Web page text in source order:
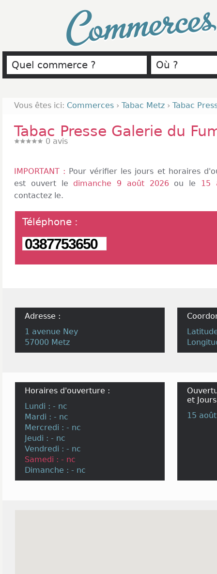
Vous êtes ici: Commerces › Tabac Metz › Tabac
Tabac Presse Galerie du
0 avis
IMPORTANT : Pour vérifier les jours et horaires
est ouvert le dimanche 9 août 2026ou le 15
contactez le.
Téléphone :
0387753650
Adresse :
1 avenue Ney
57000 Metz
Horaires d'ouverture :
Lundi : - nc
Mardi : - nc
Mercredi : - nc
Jeudi : - nc
Vendredi : - nc
Samedi : - nc
Dimanche : - nc
et
15